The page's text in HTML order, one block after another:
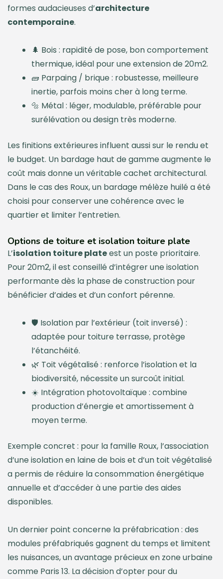
formes audacieuses d’architecture
contemporaine.
🌲 Bois : rapidité de pose, bon comportement
thermique, idéal pour une extension de 20m2.
🧱 Parpaing / brique : robustesse, meilleure
inertie, parfois moins cher à long terme.
🔩 Métal : léger, modulable, préférable pour
surélévation ou design très moderne.
Les finitions extérieures influent aussi sur le rendu et
le budget. Un bardage haut de gamme augmente le
coût mais donne un véritable cachet architectural.
Dans le cas des Roux, un bardage mélèze huilé a été
choisi pour conserver une cohérence avec le
quartier et limiter l’entretien.
Options de toiture et isolation toiture plate
L’isolation toiture plateest un poste prioritaire.
Pour 20m2, il est conseillé d’intégrer une isolation
performante dès la phase de construction pour
bénéficier d’aides et d’un confort pérenne.
🛡️ Isolation par l’extérieur (toit inversé) :
adaptée pour toiture terrasse, protège
l’étanchéité.
🌿 Toit végétalisé : renforce l’isolation et la
biodiversité, nécessite un surcoût initial.
☀️ Intégration photovoltaïque : combine
production d’énergie et amortissement à
moyen terme.
Exemple concret : pour la famille Roux, l’association
d’une isolation en laine de bois et d’un toit végétalisé
a permis de réduire la consommation énergétique
annuelle et d’accéder à une partie des aides
disponibles.
Un dernier point concerne la préfabrication : des
modules préfabriqués gagnent du temps et limitent
les nuisances, un avantage précieux en zone urbaine
comme Paris 13. La décision d’opter pour du